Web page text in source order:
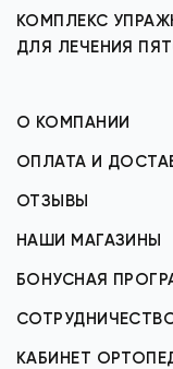
КОМПЛЕКС
ДЛЯ ЛЕЧЕНИЯ
О КОМПАНИИ
ОПЛАТА И
ОТЗЫВЫ
НАШИ МАГАЗИНЫ
БОНУСНАЯ
КАБИНЕТ